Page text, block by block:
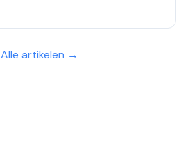
Alle artikelen →